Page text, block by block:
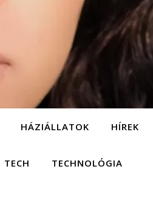
HÁZIÁLLATOK HÍREK
TECH TECHNOLÓGIA